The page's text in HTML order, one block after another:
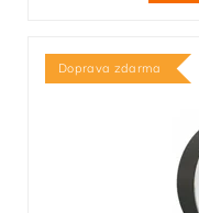
Doprava zdarma